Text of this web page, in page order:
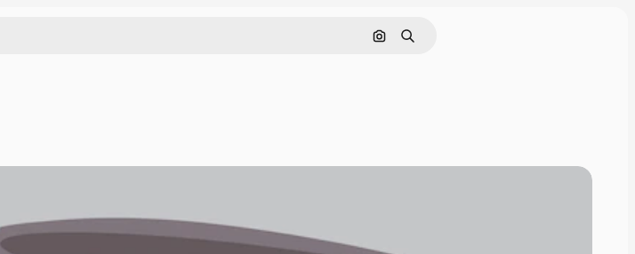
画像で検索
検索